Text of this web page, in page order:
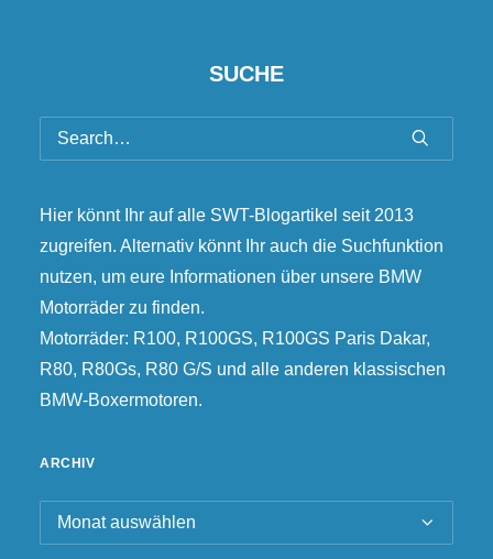
SUCHE
Hier könnt Ihr auf alle SWT-Blogartikel seit 2013
zugreifen. Alternativ könnt Ihr auch die Suchfunktion
nutzen, um eure Informationen über unsere BMW
Motorräder zu finden.
Motorräder: R100, R100GS, R100GS Paris Dakar,
R80, R80Gs, R80 G/S und alle anderen klassischen
BMW-Boxermotoren.
ARCHIV
Archiv